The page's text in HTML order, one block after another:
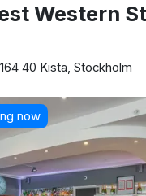
Western
40 Kista, Stockholm
now